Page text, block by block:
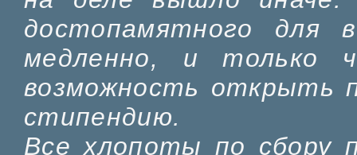
достопамятного для
медленно, и только
возможность открыть
стипендию.
Все хлопоты по сбору